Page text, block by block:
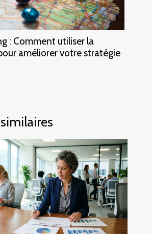
: Comment utiliser la
améliorer votre stratégie